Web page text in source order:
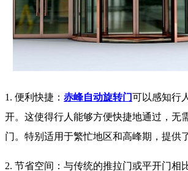
1. 便利快捷： 赤峰自动旋转门可以感知行
开。这使得行人能够方便快捷地通过，无
门。特别适用于繁忙地区和高峰期，提供
2. 节省空间：与传统的推拉门或平开门相